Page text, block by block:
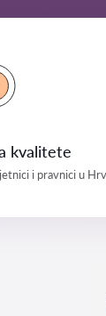
kvalitete
i pravnici u